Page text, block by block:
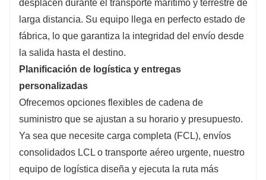
desplacen durante el transporte marítimo y terrestre de
larga distancia. Su equipo llega en perfecto estado de
fábrica, lo que garantiza la integridad del envío desde
la salida hasta el destino.
Planificación de logística y entregas
personalizadas
Ofrecemos opciones flexibles de cadena de
suministro que se ajustan a su horario y presupuesto.
Ya sea que necesite carga completa (FCL), envíos
consolidados LCL o transporte aéreo urgente, nuestro
equipo de logística diseña y ejecuta la ruta más